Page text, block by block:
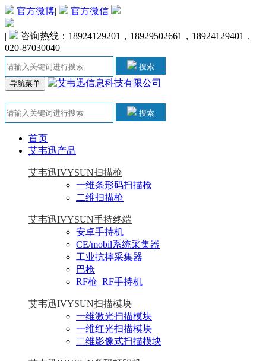
官方微博| 官方微信
|
咨询热线：18924129201，18929502661，18924129401，
020-87030040
搜索
导航菜单
搜索
首页
艾韦迅产品
艾韦迅IVYSUN扫描枪
一维条形码扫描枪
二维扫描枪
艾韦迅IVYSUN手持终端
安卓手持机
CE/mobil系统采集器
工业抗摔采集器
巴枪
RF枪_RF手持机
艾韦迅IVYSUN扫描模块
一维激光扫描模块
一维红光扫描模块
二维影像式扫描模块